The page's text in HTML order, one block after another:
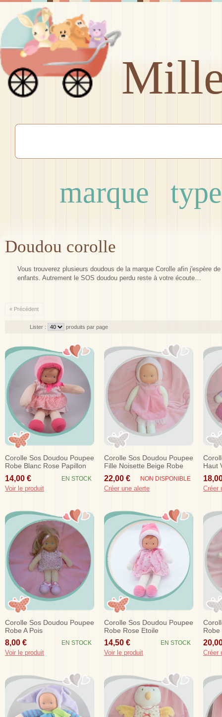
marque type
Doudou corolle
Vous trouverez plusieurs doudous de la marque Corolle afin j'espère
enfants. Autrement le SOS doudou perdu reste à votre écoute…
« Précédent
Lister : produits par page
Corolle Sos Doudou Poupee
Robe Blanc Rose Papillon
Fleurs
14,00 € EN STOCK
Voir le produit
Corolle Sos Doudou Poupee
Fille Noisette Beige Robe
Rose 2004
22,00 € NON DISPONIBLE
Créer une alerte
Haut
Rose
Créer
Corolle Sos Doudou Poupee
Robe A Pois
8,00 € EN STOCK
Voir le produit
Corolle Sos Doudou Poupee
Robe Rose Etoile
14,50 € EN STOCK
Voir le produit
Robe
Créer